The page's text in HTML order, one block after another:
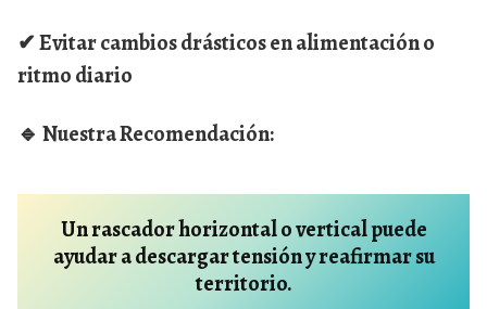
✔ Evitar cambios drásticos en alimentación o
ritmo diario
🔹 Nuestra Recomendación:
Un rascador horizontal o vertical puede
ayudar a descargar tensión y reafirmar su
territorio.